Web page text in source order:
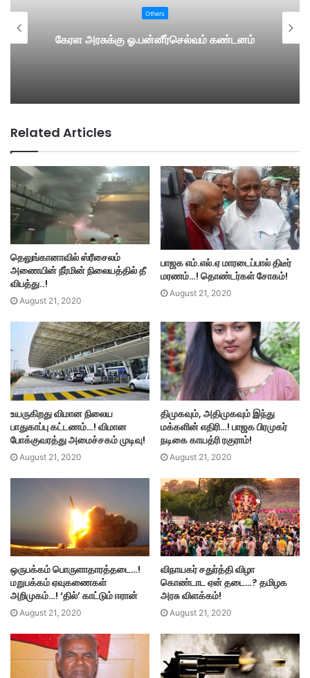
Others
கேரள அரசுக்கு ஓ.பன்னீர்செல்வம் கண்டனம்
Related Articles
தெலுங்கானாவில் ஸ்ரீசைலம்
அணையின் நீர்மின் நிலையத்தில் தீ
விபத்து..!
August 21, 2020
பாஜக எம்.எல்.ஏ மாரடைப்பால் திடீர்
மரணம்…! தொண்டர்கள் சோகம்!
August 21, 2020
உயருகிறது விமான நிலைய
பாதுகாப்பு கட்டணம்…! விமான
போக்குவரத்து அமைச்சகம் முடிவு!
August 21, 2020
திமுகவும், அதிமுகவும் இந்து
மக்களின் எதிரி…! பாஜக பிரமுகர்
நடிகை காயத்ரி ரகுராம்!
August 21, 2020
ஒருபக்கம் பொருளாதாரத்தடை…!
மறுபக்கம் ஏவுகணைகள்
அறிமுகம்…! ‘தில்’ காட்டும் ஈரான்
August 21, 2020
விநாயகர் சதுர்த்தி விழா
கொண்டாட ஏன் தடை…? தமிழக
அரசு விளக்கம்!
August 21, 2020